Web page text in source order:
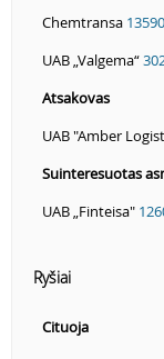
Chemtransa
UAB „Valgema“
Atsakovas
UAB "Amber
Suinteresuotas
UAB „Finteisa"
Ryšiai
Cituoja